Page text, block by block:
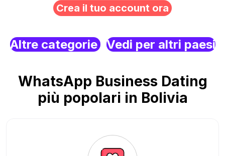
Crea il tuo account ora
Altre categorie Vedi per altri paesi
WhatsApp Business Dating
più popolari in Bolivia